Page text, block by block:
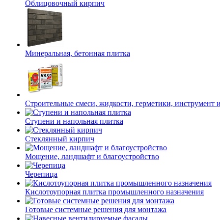
Облицовочный кирпич
Минеральная, бетонная плитка
Строительные смеси, жидкости, герметики, инструмент
Ступени и напольная плитка
Cтеклянный кирпич
Мощение, ландшафт и благоустройство
Черепица
Кислотоупорная плитка промышленного назначения
Готовые системные решения для монтажа